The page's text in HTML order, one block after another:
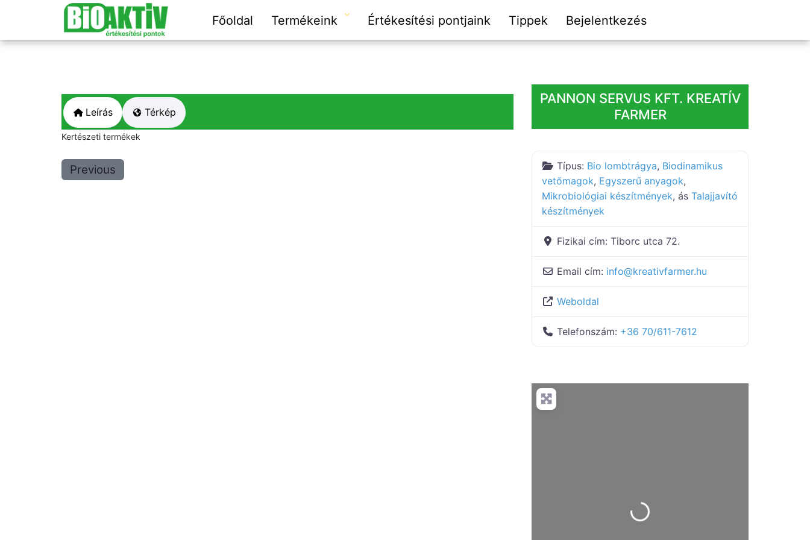
Főoldal Termékeink Értékesítési pontjaink Tippek Bejelentkezés
Leírás Térkép
Kertészeti termékek
Previous
PANNON SERVUS KFT. KREATÍV
FARMER
Típus: Bio lombtrágya, Biodinamikus
vetőmagok, Egyszerű anyagok,
Mikrobiológiai készítmények, ás Talajjavító
készítmények
Fizikai cím: Tiborc utca 72.
Email cím: info@kreativfarmer.hu
Weboldal
Telefonszám: +36 70/611-7612
Loading...